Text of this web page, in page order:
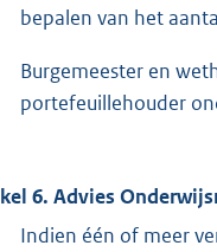
bepalen van het
Burgemeester en
portefeuillehouder
6. Advies
Indien één of meer